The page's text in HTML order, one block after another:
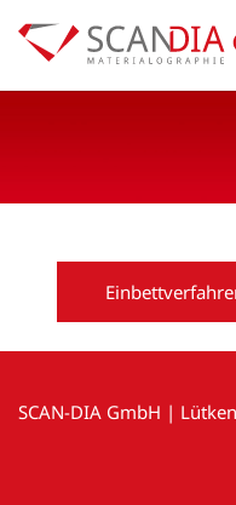
Previous
SCAN-DIA GmbH |